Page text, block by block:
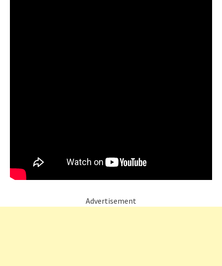
Advertisement